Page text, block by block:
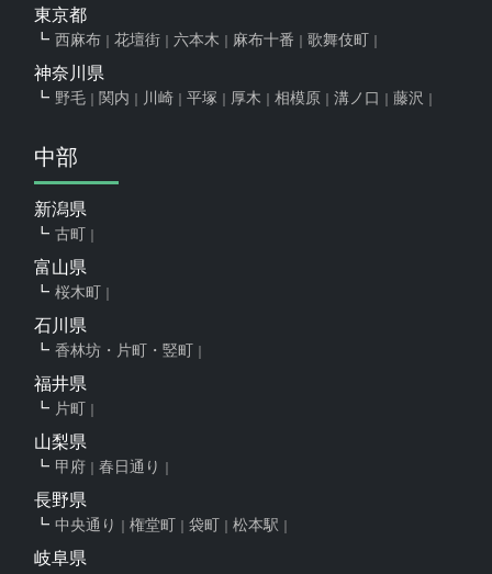
東京都
西麻布 花壇街 六本木 麻布十番 歌舞伎町
神奈川県
野毛 関内 川崎 平塚 厚木 相模原 溝ノ口 藤沢
中部
新潟県
古町
富山県
桜木町
石川県
香林坊・片町・竪町
福井県
片町
山梨県
甲府 春日通り
長野県
中央通り 権堂町 袋町 松本駅
岐阜県